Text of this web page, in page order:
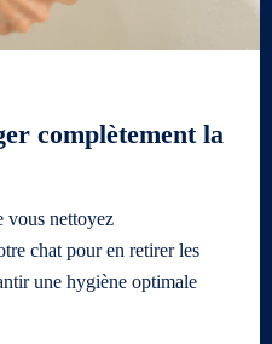
complètement la
vous nettoyez
chat pour en retirer les
une hygiène optimale